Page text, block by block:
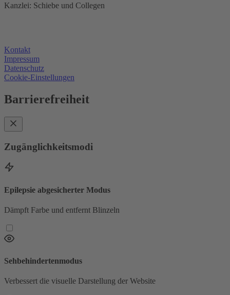
Kanzlei: Schiebe und Collegen
Kontakt
Impressum
Datenschutz
Cookie-Einstellungen
Barrierefreiheit
Zugänglichkeitsmodi
Epilepsie abgesicherter Modus
Dämpft Farbe und entfernt Blinzeln
Sehbehindertenmodus
Verbessert die visuelle Darstellung der Website